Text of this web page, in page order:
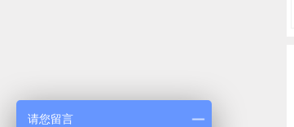
请您留言